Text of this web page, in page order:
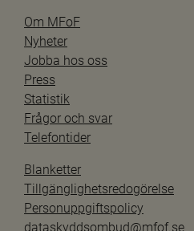
Om MFoF
Nyheter
Jobba hos oss
Press
Statistik
Frågor och svar
Telefontider
Blanketter
Tillgänglighetsredogörelse
Personuppgiftspolicy
dataskyddsombud@mfof.se